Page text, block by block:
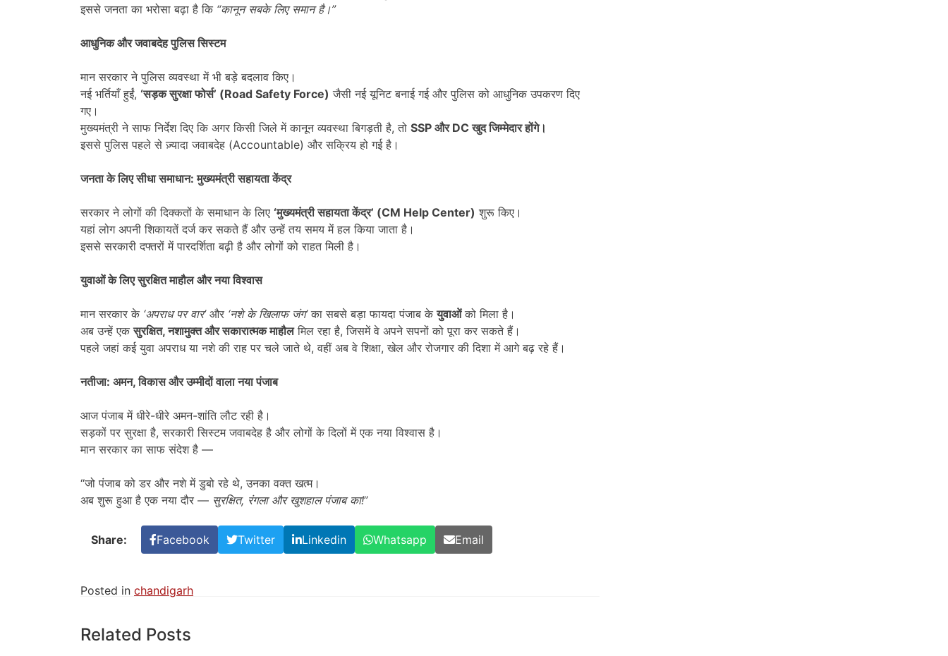
इससे जनता का भरोसा बढ़ा है कि “कानून सबके लिए समान है।”
आधुनिक और जवाबदेह पुलिस सिस्टम
मान सरकार ने पुलिस व्यवस्था में भी बड़े बदलाव किए।
नई भर्तियाँ हुईं, ‘सड़क सुरक्षा फोर्स’ (Road Safety Force) जैसी नई यूनिट बनाई गई और पुलिस को आधुनिक उपकरण दिए
गए।
मुख्यमंत्री ने साफ निर्देश दिए कि अगर किसी जिले में कानून व्यवस्था बिगड़ती है, तो SSP और DCखुद जिम्मेदार होंगे।
इससे पुलिस पहले से ज़्यादा जवाबदेह (Accountable) और सक्रिय हो गई है।
जनता के लिए सीधा समाधान: मुख्यमंत्री सहायता केंद्र
सरकार ने लोगों की दिक्कतों के समाधान के लिए ‘मुख्यमंत्री सहायता केंद्र’ (CM Help Center) शुरू किए।
यहां लोग अपनी शिकायतें दर्ज कर सकते हैं और उन्हें तय समय में हल किया जाता है।
इससे सरकारी दफ्तरों में पारदर्शिता बढ़ी है और लोगों को राहत मिली है।
युवाओं के लिए सुरक्षित माहौल और नया विश्वास
मान सरकार के ‘अपराध पर वार’और ‘नशे के खिलाफ जंग’का सबसे बड़ा फायदा पंजाब केयुवाओंको मिला है।
अब उन्हें एकसुरक्षित,नशामुक्त और सकारात्मक माहौलमिल रहा है, जिसमें वे अपने सपनों को पूरा कर सकते हैं।
पहले जहां कई युवा अपराध या नशे की राह पर चले जाते थे, वहीं अब वे शिक्षा, खेल और रोजगार की दिशा में आगे बढ़ रहे हैं।
नतीजा: अमन,विकास और उम्मीदों वाला नया पंजाब
आज पंजाब में धीरे-धीरे अमन-शांति लौट रही है।
सड़कों पर सुरक्षा है, सरकारी सिस्टम जवाबदेह है और लोगों के दिलों में एक नया विश्वास है।
मान सरकार का साफ संदेश है —
“जो पंजाब को डर और नशे में डुबो रहे थे, उनका वक्त खत्म।
अब शुरू हुआ है एक नया दौर — सुरक्षित, रंगला और खुशहाल पंजाब का!”
Share: Facebook Twitter Linkedin Whatsapp Email
Posted in chandigarh
Related Posts